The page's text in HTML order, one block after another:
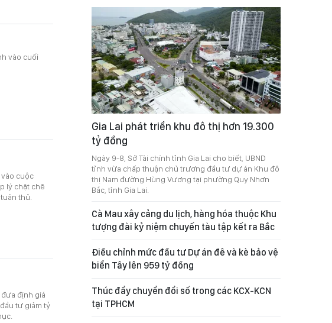
vào cuối
cuộc
lý chặt chẽ
thủ.
định giá
tư giảm tỷ
Gia Lai phát triển khu đô thị hơn 19.300
tỷ đồng
Ngày 9-8, Sở Tài chính tỉnh Gia Lai cho biết, UBND
tỉnh vừa chấp thuận chủ trương đầu tư dự án Khu đô
thị Nam đường Hùng Vương tại phường Quy Nhơn
Bắc, tỉnh Gia Lai.
Cà Mau xây cảng du lịch, hàng hóa thuộc Khu
tượng đài kỷ niệm chuyến tàu tập kết ra Bắc
Điều chỉnh mức đầu tư Dự án đê và kè bảo vệ
biển Tây lên 959 tỷ đồng
Thúc đẩy chuyển đổi số trong các KCX-KCN
tại TPHCM